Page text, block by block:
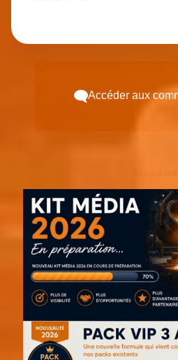
Accéder aux